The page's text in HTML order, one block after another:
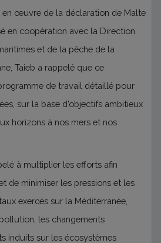
en œuvre de la déclaration de Malte
en coopération avec la Direction
et de la pêche de la
Taieb a rappelé que ce
de travail détaillé pour
sur la base d’objectifs ambitieux
horizons à nos mers et nos
à multiplier les efforts afin
de minimiser les pressions et les
exercés sur la Méditerranée,
les changements
induits sur les écosystèmes